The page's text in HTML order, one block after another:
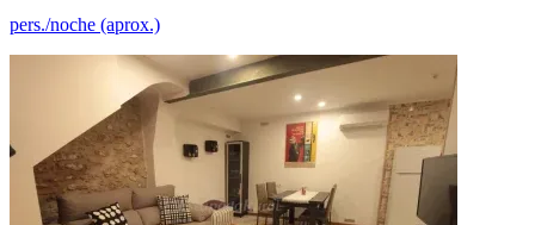
pers./noche (aprox.)